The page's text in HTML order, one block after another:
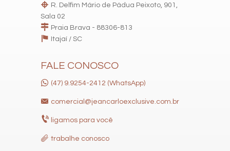
R. Delfim Mário de Pádua Peixoto, 901,
Sala 02
Praia Brava - 88306-813
Itajaí / SC
FALE CONOSCO
(47) 9.9254-2412 (WhatsApp)
comercial@jeancarloexclusive.com.br
ligamos para você
trabalhe conosco